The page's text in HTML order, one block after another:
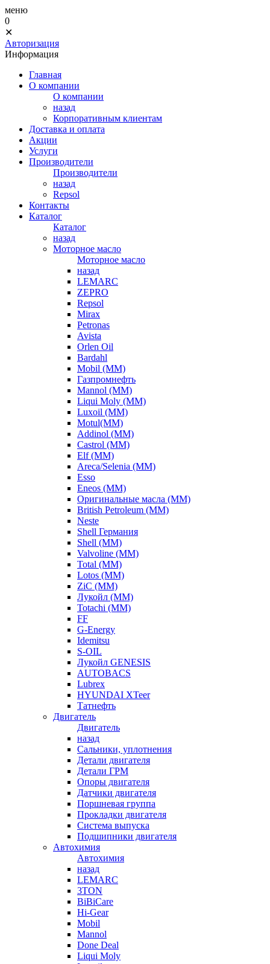
меню
0
✕
Авторизация
Информация
Главная
О компании
О компании
назад
Корпоративным клиентам
Доставка и оплата
Акции
Услуги
Производители
Производители
назад
Repsol
Контакты
Каталог
Каталог
назад
Моторное масло
Моторное масло
назад
LEMARC
ZEPRO
Repsol
Mirax
Petronas
Avista
Orlen Oil
Bardahl
Mobil (ММ)
Газпромнефть
Mannol (ММ)
Liqui Moly (ММ)
Luxoil (ММ)
Motul(ММ)
Addinol (ММ)
Castrol (ММ)
Elf (ММ)
Areca/Selenia (ММ)
Esso
Eneos (ММ)
Оригинальные масла (ММ)
British Petroleum (ММ)
Neste
Shell Германия
Shell (ММ)
Valvoline (ММ)
Total (ММ)
Lotos (ММ)
ZiC (ММ)
Лукойл (ММ)
Totachi (MM)
FF
G-Energy
Idemitsu
S-OIL
Лукойл GENESIS
AUTOBACS
Lubrex
HYUNDAI XTeer
Татнефть
Двигатель
Двигатель
назад
Сальники, уплотнения
Детали двигателя
Детали ГРМ
Опоры двигателя
Датчики двигателя
Поршневая группа
Прокладки двигателя
Система выпуска
Подшипники двигателя
Автохимия
Автохимия
назад
LEMARC
3TON
BiBiCare
Hi-Gear
Mobil
Mannol
Done Deal
Liqui Moly